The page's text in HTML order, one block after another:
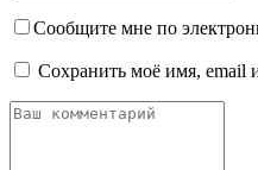
Сообщите мне по
Сохранить моё имя, email